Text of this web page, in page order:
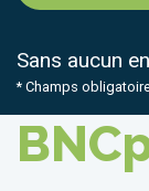
Sans aucun
* Champs